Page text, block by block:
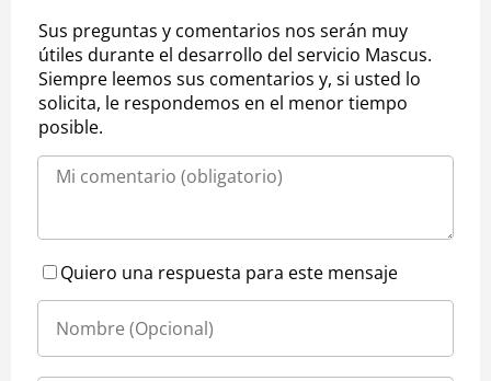
Sus preguntas y comentarios nos serán muy
útiles durante el desarrollo del servicio Mascus.
Siempre leemos sus comentarios y, si usted lo
solicita, le respondemos en el menor tiempo
posible.
Quiero una respuesta para este mensaje